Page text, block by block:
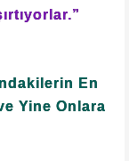
En
Yine Onlara